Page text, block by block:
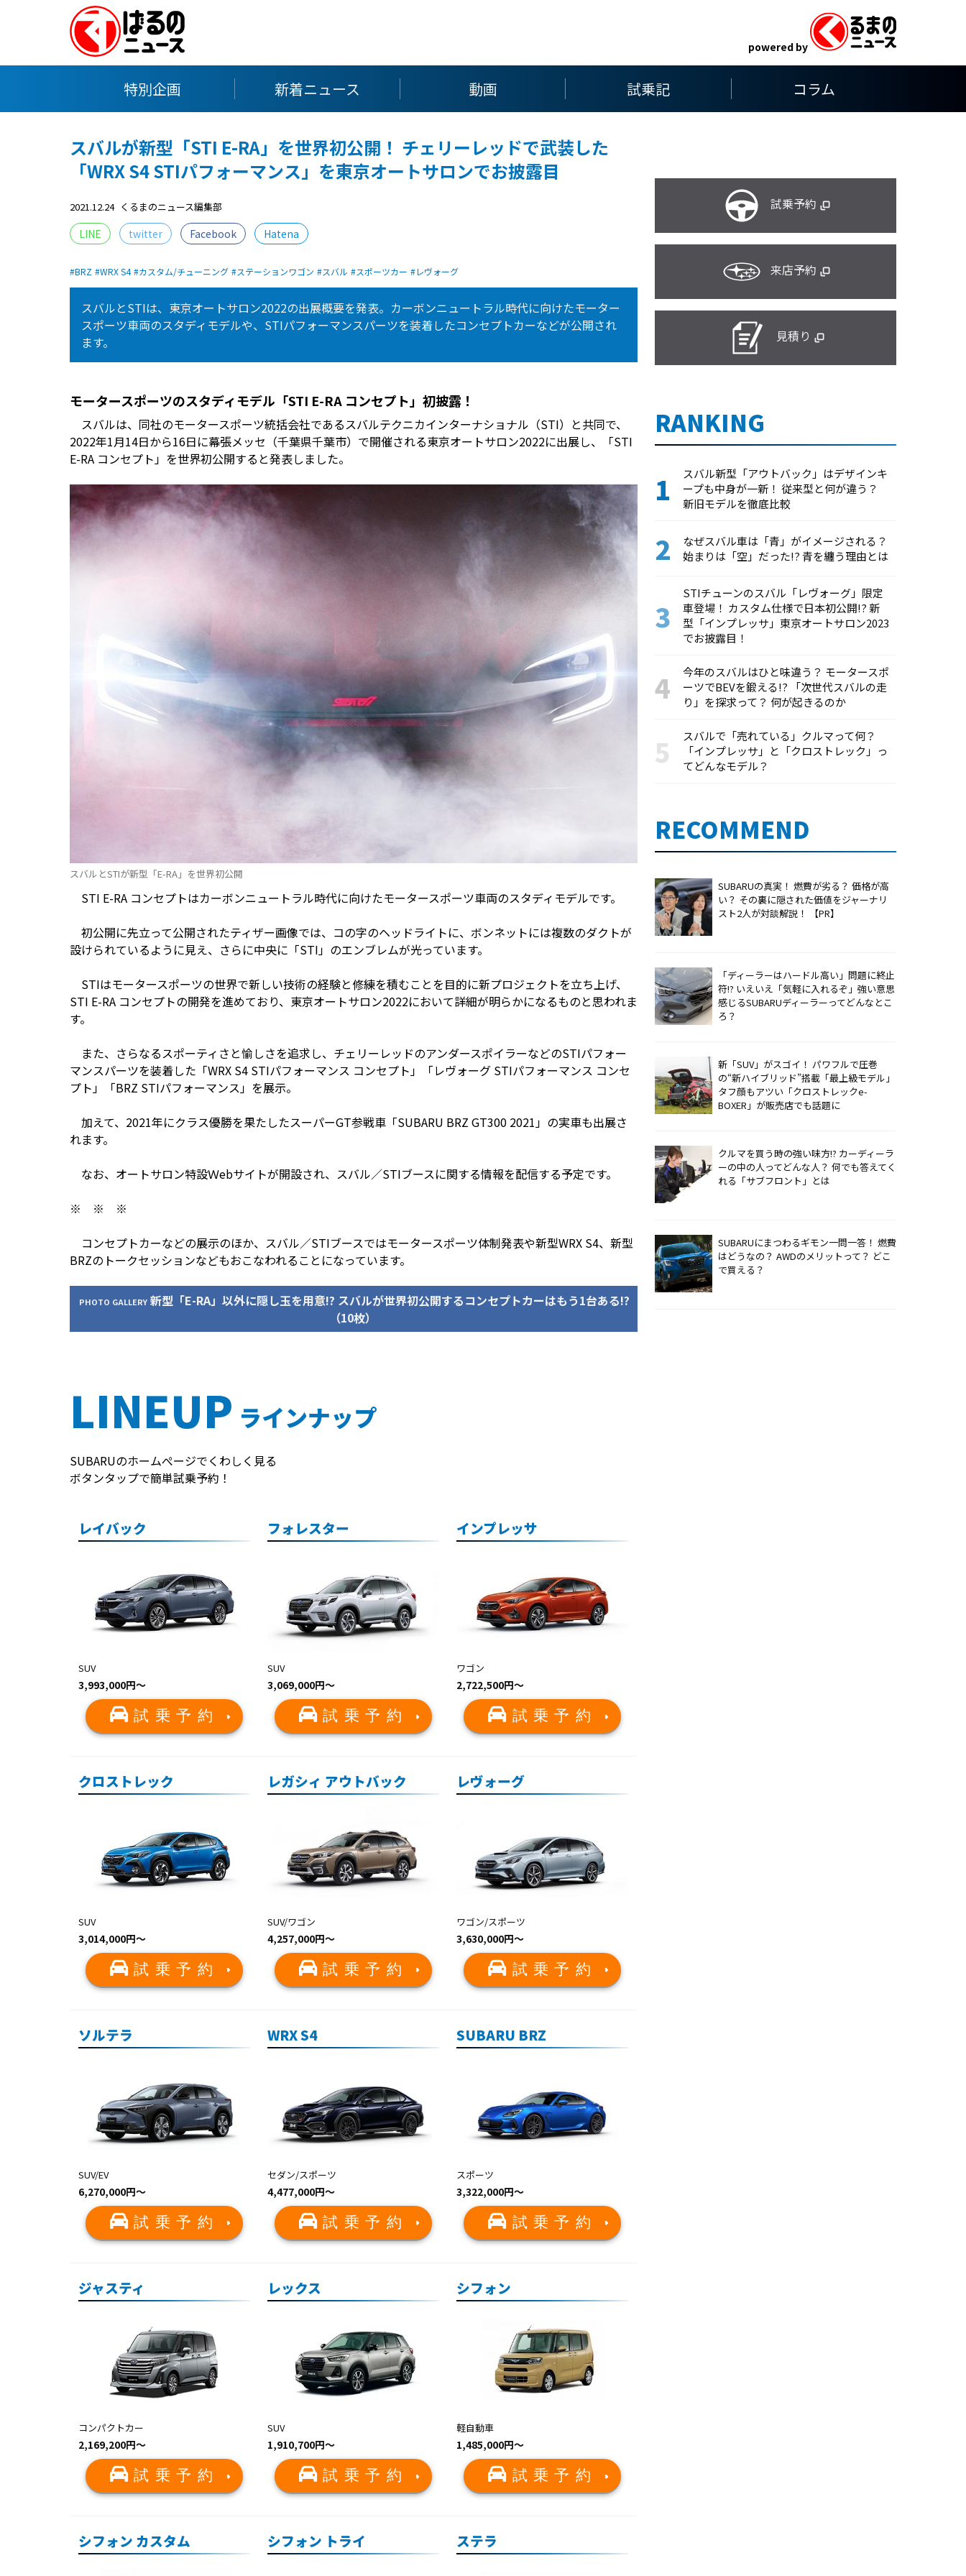
powered by
特別企画 新着ニュース 動画 試乗記 コラム
スバルが新型「STI E-RA」を世界初公開！ チェリーレッドで武装した
「WRX S4 STIパフォーマンス」を東京オートサロンでお披露目
2021.12.24 くるまのニュース編集部
LINE twitter Facebook Hatena
BRZ WRX S4 カスタム/チューニング ステーションワゴン スバル スポーツカー レヴォーグ
スバルとSTIは、東京オートサロン2022の出展概要を発表。カーボンニュートラル時代に向けたモーター
スポーツ車両のスタディモデルや、STIパフォーマンスパーツを装着したコンセプトカーなどが公開され
ます。
モータースポーツのスタディモデル「STI E-RA コンセプト」初披露！
スバルは、同社のモータースポーツ統括会社であるスバルテクニカインターナショナル（STI）と共同で、
2022年1月14日から16日に幕張メッセ（千葉県千葉市）で開催される東京オートサロン2022に出展し、「STI
E-RA コンセプト」を世界初公開すると発表しました。
スバルとSTIが新型「E-RA」を世界初公開
STI E-RA コンセプトはカーボンニュートラル時代に向けたモータースポーツ車両のスタディモデルです。
初公開に先立って公開されたティザー画像では、コの字のヘッドライトに、ボンネットには複数のダクトが
設けられているように見え、さらに中央に「STI」のエンブレムが光っています。
STIはモータースポーツの世界で新しい技術の経験と修練を積むことを目的に新プロジェクトを立ち上げ、
STI E-RA コンセプトの開発を進めており、東京オートサロン2022において詳細が明らかになるものと思われま
す。
また、さらなるスポーティさと愉しさを追求し、チェリーレッドのアンダースポイラーなどのSTIパフォー
マンスパーツを装着した「WRX S4 STIパフォーマンス コンセプト」「レヴォーグ STIパフォーマンス コンセ
プト」「BRZ STIパフォーマンス」を展示。
加えて、2021年にクラス優勝を果たしたスーパーGT参戦車「SUBARU BRZ GT300 2021」の実車も出展さ
れます。
なお、オートサロン特設Ｗebサイトが開設され、スバル／STIブースに関する情報を配信する予定です。
※ ※ ※
コンセプトカーなどの展示のほか、スバル／STIブースではモータースポーツ体制発表や新型WRX S4、新型
BRZのトークセッションなどもおこなわれることになっています。
PHOTO GALLERY 新型「E-RA」以外に隠し玉を用意!? スバルが世界初公開するコンセプトカーはもう1台ある!?
（10枚）
LINEUP ラインナップ
SUBARUのホームぺージでくわしく見る
ボタンタップで簡単試乗予約！
レイバック
SUV
3,993,000円〜
試乗予約
フォレスター
SUV
3,069,000円〜
試乗予約
インプレッサ
ワゴン
2,722,500円〜
試乗予約
クロストレック
SUV
3,014,000円〜
試乗予約
レガシィ アウトバック
SUV/ワゴン
4,257,000円〜
試乗予約
レヴォーグ
ワゴン/スポーツ
3,630,000円〜
試乗予約
ソルテラ
SUV/EV
6,270,000円〜
試乗予約
WRX S4
セダン/スポーツ
4,477,000円〜
試乗予約
SUBARU BRZ
スポーツ
3,322,000円〜
試乗予約
ジャスティ
コンパクトカー
2,169,200円～
試乗予約
レックス
SUV
1,910,700円〜
試乗予約
シフォン
軽自動車
1,485,000円～
試乗予約
シフォン カスタム シフォン トライ ステラ
試乗予約
来店予約
見積り
RANKING
スバル新型「アウトバック」はデザインキ
ープも中身が一新！ 従来型と何が違う？
新旧モデルを徹底比較
なぜスバル車は「青」がイメージされる？
始まりは「空」だった!? 青を纏う理由とは
STIチューンのスバル「レヴォーグ」限定
車登場！ カスタム仕様で日本初公開!? 新
型「インプレッサ」東京オートサロン2023
でお披露目！
今年のスバルはひと味違う？ モータースポ
ーツでBEVを鍛える!? 「次世代スバルの走
り」を探求って？ 何が起きるのか
スバルで「売れている」クルマって何？
「インプレッサ」と「クロストレック」っ
てどんなモデル？
RECOMMEND
SUBARUの真実！ 燃費が劣る？ 価格が高
い？ その裏に隠された価値をジャーナリ
スト2人が対談解説！ 【PR】
「ディーラーはハードル高い」問題に終止
符!? いえいえ「気軽に入れるぞ」強い意思
感じるSUBARUディーラーってどんなとこ
ろ？
新「SUV」がスゴイ！ パワフルで圧巻
の“新ハイブリッド”搭載「最上級モデル」
タフ顔もアツい「クロストレックe-
BOXER」が販売店でも話題に
クルマを買う時の強い味方!? カーディーラ
ーの中の人ってどんな人？ 何でも答えてく
れる「サブフロント」とは
SUBARUにまつわるギモン一問一答！ 燃費
はどうなの？ AWDのメリットって？ どこ
で買える？